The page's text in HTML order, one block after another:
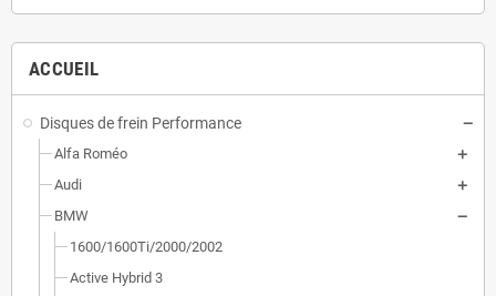
ACCUEIL
Disques de frein Performance
Alfa Roméo
Audi
BMW
1600/1600Ti/2000/2002
Active Hybrid 3